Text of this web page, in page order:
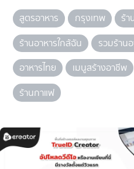
สูตรอาหาร กรุงเทพ
ร้า
ร้านอาหารใกล้ฉัน
รวมร้าน
อาหารไทย
เมนูสร้างอาชีพ
ร้านกาแฟ